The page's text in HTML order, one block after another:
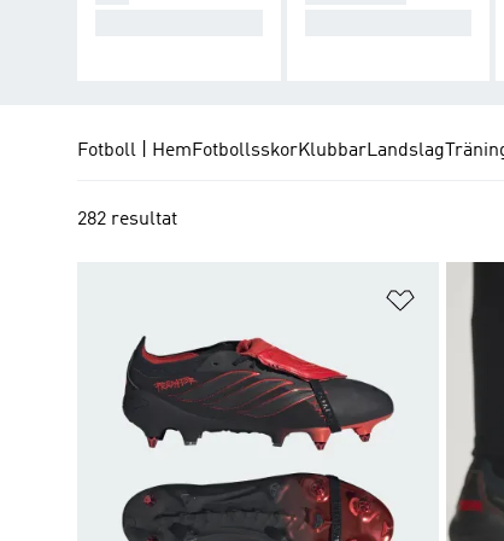
Fotboll | HemFotbollsskorKlubbarLandslag
282 resultat
Lägg till